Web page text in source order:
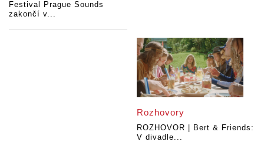
Festival Prague Sounds
zakončí v...
Rozhovory
ROZHOVOR | Bert & Friends:
V divadle...